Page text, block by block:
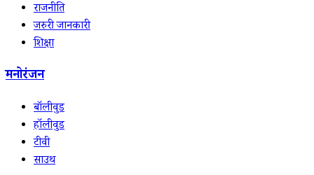
राजनीति
जरुरी जानकारी
शिक्षा
मनोरंजन
बॉलीवुड
हॉलीवुड
टीवी
साउथ